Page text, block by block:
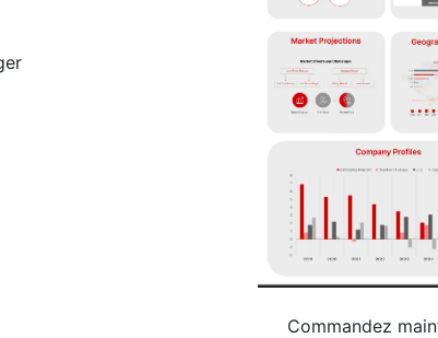
Commandez